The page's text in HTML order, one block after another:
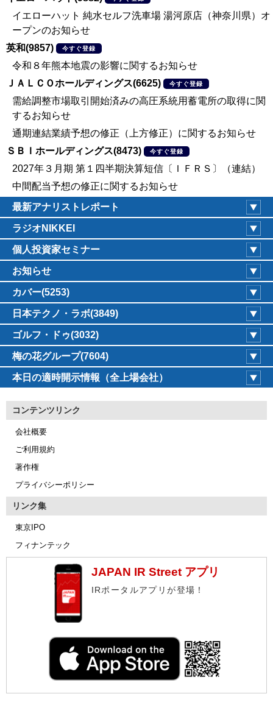
イエローハット 純水セルフ洗車場 湯河原店（神奈川県）オ
ープンのお知らせ
英和(9857)
今すぐ登録
令和８年熊本地震の影響に関するお知らせ
ＪＡＬＣＯホールディングス(6625)
今すぐ登録
需給調整市場取引開始済みの高圧系統用蓄電所の取得に関
するお知らせ
通期連結業績予想の修正（上方修正）に関するお知らせ
ＳＢＩホールディングス(8473)
今すぐ登録
2027年３月期 第１四半期決算短信〔ＩＦＲＳ〕（連結）
中間配当予想の修正に関するお知らせ
最新アナリストレポート
ラジオNIKKEI
個人投資家セミナー
お知らせ
カバー(5253)
日本テクノ・ラボ(3849)
ゴルフ・ドゥ(3032)
梅の花グループ(7604)
本日の適時開示情報（全上場会社）
コンテンツリンク
会社概要
ご利用規約
著作権
プライバシーポリシー
リンク集
東京IPO
フィナンテック
JAPAN IR Street アプリ
IRポータルアプリが登場！